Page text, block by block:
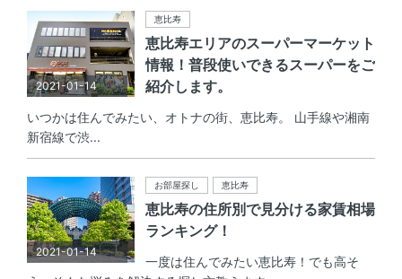
2021-01-14
恵比寿
恵比寿エリアのスーパーマーケット
情報！普段使いできるスーパーをご
紹介します。
いつかは住んでみたい、オトナの街、恵比寿。 山手線や湘南
新宿線で渋...
2021-01-14
お部屋探し 恵比寿
恵比寿の住所別で見分ける家賃相場
ランキング！
一度は住んでみたい恵比寿！でも高そ